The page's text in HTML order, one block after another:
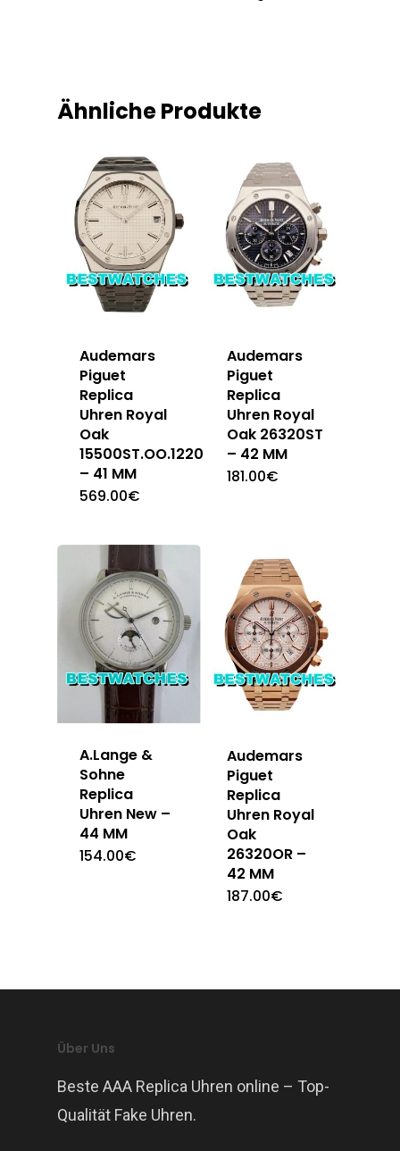
Ähnliche Produkte
Audemars
Piguet
Replica
Uhren Royal
Oak
15500ST.OO.1220ST.04
– 41 MM
569.00€
Audemars
Piguet
Replica
Uhren Royal
Oak 26320ST
– 42 MM
181.00€
A.Lange &
Sohne
Replica
Uhren New –
44 MM
154.00€
Audemars
Piguet
Replica
Uhren Royal
Oak
26320OR –
42 MM
187.00€
Über Uns
Beste AAA Replica Uhren online – Top-
Qualität Fake Uhren.